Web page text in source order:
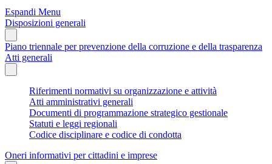
Espandi Menu
Disposizioni generali
Piano triennale per prevenzione della corruzione e della trasparenza
Atti generali
Riferimenti normativi su organizzazione e attività
Atti amministrativi generali
Documenti di programmazione strategico gestionale
Statuti e leggi regionali
Codice disciplinare e codice di condotta
Oneri informativi per cittadini e imprese